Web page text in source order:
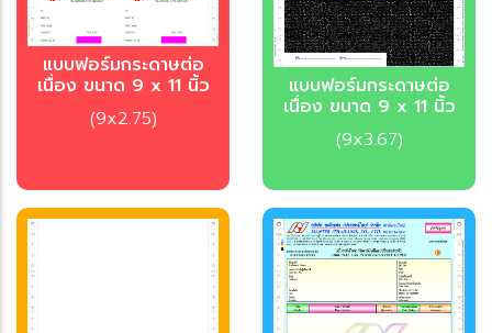
บบฟอร์มกระดาษต่อ
เนื่อง ขนาด 9 x 11 นิ้ว
(9x2.75)
บบฟอร์มกระดาษต่อ
เนื่อง ขนาด 9 x 11 นิ้ว
(9x3.67)